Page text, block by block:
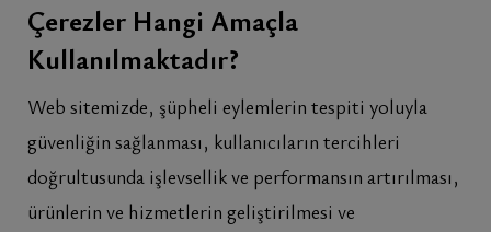
Çerezler Hangi Amaçla
Kullanılmaktadır?
Web sitemizde, şüpheli eylemlerin tespiti yoluyla
güvenliğin sağlanması, kullanıcıların tercihleri
doğrultusunda işlevsellik ve performansın artırılması,
ürünlerin ve hizmetlerin geliştirilmesi ve